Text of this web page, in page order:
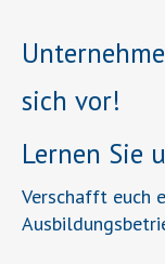
sich vor!
Lernen Sie
Verschafft euch